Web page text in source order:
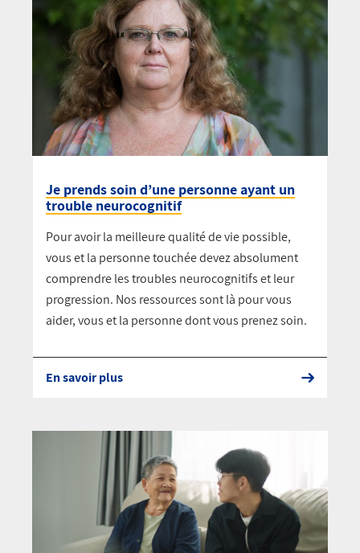
Je prends soin d’une personne ayant un
trouble neurocognitif
Pour avoir la meilleure qualité de vie possible,
vous et la personne touchée devez absolument
comprendre les troubles neurocognitifs et leur
progression. Nos ressources sont là pour vous
aider, vous et la personne dont vous prenez soin.
En savoir plus